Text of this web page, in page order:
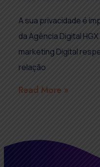
A sua privacidade é
da Agência Digital
marketing Digital
relação
Read More »